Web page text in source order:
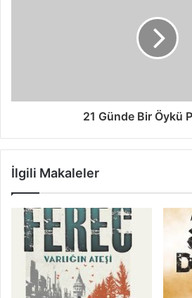
21 Günde Bir Öykü
İlgili Makaleler